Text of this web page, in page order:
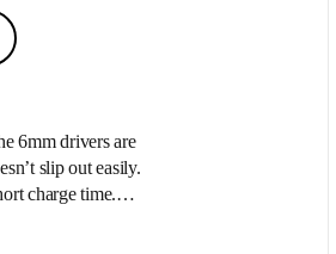
6mm drivers are
slip out easily.
charge time.